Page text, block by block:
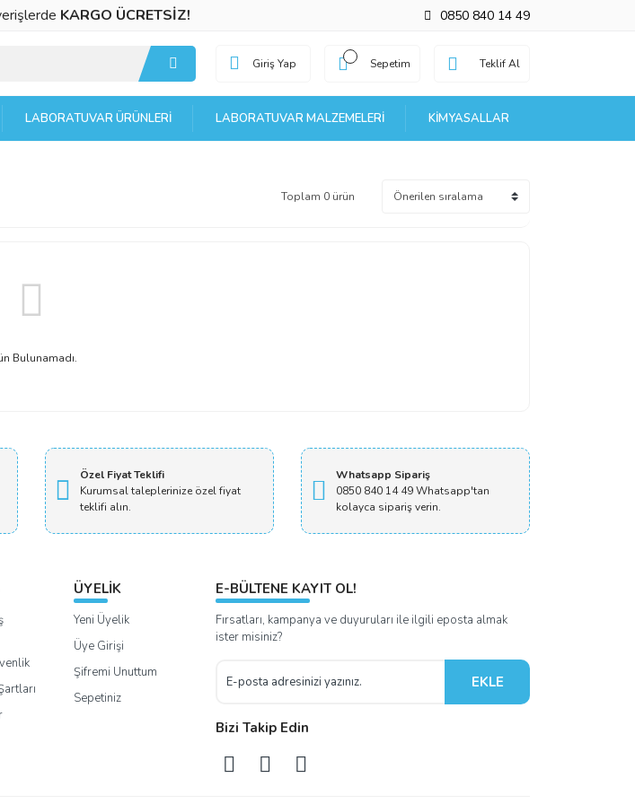
KARGO ÜCRETSİZ! 0850 840 14 49
Giriş Yap Sepetim Teklif Al
LABORATUVAR ÜRÜNLERI LABORATUVAR MALZEMELERI KIMYASALLAR
Toplam 0 ürün
Bulunamadı.
Özel Fiyat Teklifi
Kurumsal taleplerinize özel fiyat
teklifi alın.
Whatsapp Sipariş
0850 840 14 49 Whatsapp'tan
kolayca sipariş verin.
ÜYELİK
Yeni Üyelik
Üye Girişi
Şifremi Unuttum
Sepetiniz
E-BÜLTENE KAYIT OL!
Fırsatları, kampanya ve duyuruları ile ilgili eposta almak
ister misiniz?
EKLE
Bizi Takip Edin